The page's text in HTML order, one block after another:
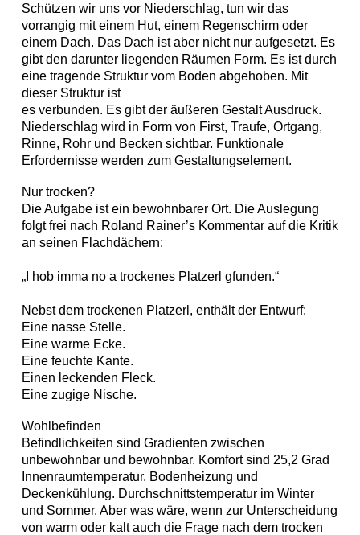
raumundgestalt@tugraz.at
T+43 316 873-6481
Instagram
Datenschutz
Impressum
Schützen wir uns vor Niederschlag, tun wir das
vorrangig mit einem Hut, einem Regenschirm oder
einem Dach. Das Dach ist aber nicht nur aufgesetzt. Es
gibt den darunter liegenden Räumen Form. Es ist durch
eine tragende Struktur vom Boden abgehoben. Mit
dieser Struktur ist
es verbunden. Es gibt der äußeren Gestalt Ausdruck.
Niederschlag wird in Form von First, Traufe, Ortgang,
Rinne, Rohr und Becken sichtbar. Funktionale
Erfordernisse werden zum Gestaltungselement.
Nur trocken?
Die Aufgabe ist ein bewohnbarer Ort. Die Auslegung
folgt frei nach Roland Rainer’s Kommentar auf die Kritik
an seinen Flachdächern:
„I hob imma no a trockenes Platzerl gfunden.“
Nebst dem trockenen Platzerl, enthält der Entwurf:
Eine nasse Stelle.
Eine warme Ecke.
Eine feuchte Kante.
Einen leckenden Fleck.
Eine zugige Nische.
Wohlbefinden
Befindlichkeiten sind Gradienten zwischen
unbewohnbar und bewohnbar. Komfort sind 25,2 Grad
Innenraumtemperatur. Bodenheizung und
Deckenkühlung. Durchschnittstemperatur im Winter
und Sommer. Aber was wäre, wenn zur Unterscheidung
von warm oder kalt auch die Frage nach dem trocken